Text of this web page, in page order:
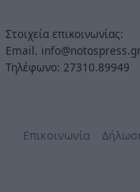
Στοιχεία επικοινωνίας:
Email. info@notospress.gr
Τηλέφωνο: 27310.89949
Επικοινωνία